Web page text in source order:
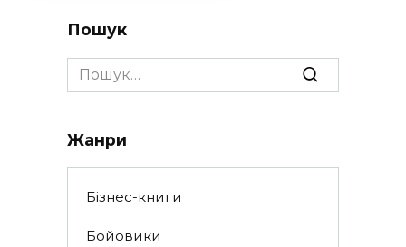
Пошук
Search
for:
Жанри
Бізнес-книги
Бойовики